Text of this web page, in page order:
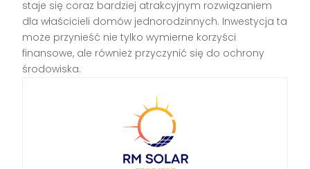
staje się coraz bardziej atrakcyjnym rozwiązaniem
dla właścicieli domów jednorodzinnych. Inwestycja ta
może przynieść nie tylko wymierne korzyści
finansowe, ale również przyczynić się do ochrony
środowiska.